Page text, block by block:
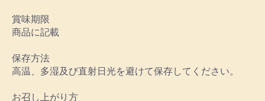
賞味期限
商品に記載
保存方​​法
高温、多湿及び直射日光を避けて保存してください。
お召し上がり方